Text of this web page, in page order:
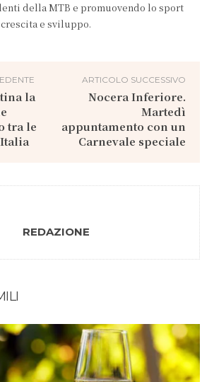
della MTB e promuovendo lo sport
e sviluppo.
la
tra le
ARTICOLO SUCCESSIVO
Nocera Inferiore.
Martedì
appuntamento con un
Carnevale speciale
REDAZIONE